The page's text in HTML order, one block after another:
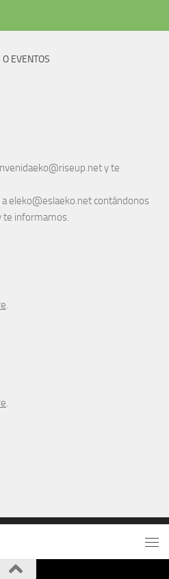
EVENTOS
y te
a eleko@eslaeko.net contándonos
te informamos.
.
.